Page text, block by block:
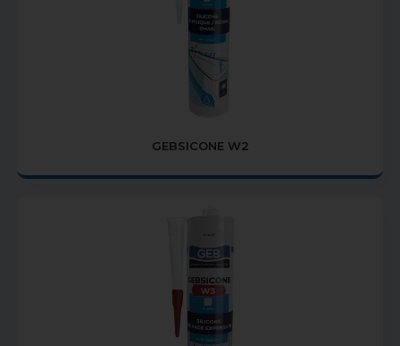
GEBSICONE W2